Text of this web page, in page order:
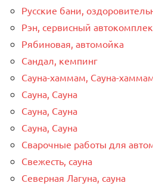
Русские бани,
Рэн, сервисный
Рябиновая, автомойка
Сандал, кемпинг
Сауна-хаммам, Сауна-
Сауна, Сауна
Сауна, Сауна
Сауна, Сауна
Сварочные работы для
Свежесть, сауна
Северная Лагуна, сауна